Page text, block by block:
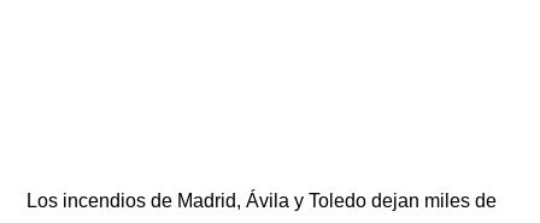
Los incendios de Madrid, Ávila y Toledo dejan miles de